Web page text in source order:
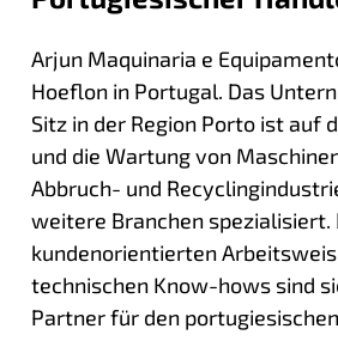
Arjun Maquinaria e
Hoeflon in Portugal. Das
Sitz in der Region Porto ist auf
und die Wartung von
Abbruch- und
weitere Branchen spezialisiert.
kundenorientierten
technischen Know-hows sind
Partner für den